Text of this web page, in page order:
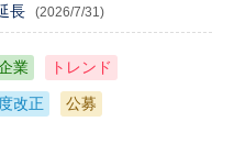
長
(2026/7/31)
業 トレンド
改正 公募